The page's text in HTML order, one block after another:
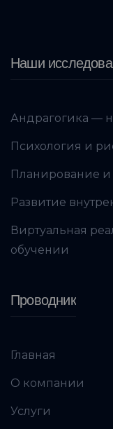
Наши
Андрагогика —
Психология и
Планирование и
Развитие
Виртуальная
обучении
Проводник
Главная
О компании
Услуги